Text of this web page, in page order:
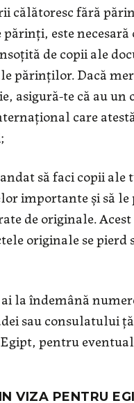
călătoresc fără
este necesară
de copii ale
părinților. Dacă
asigură-te că au
care
să faci copii ale
importante și să le
de originale.
originale se pierd
la îndemână
sau consulatului
pentru
VIZA PENTRU